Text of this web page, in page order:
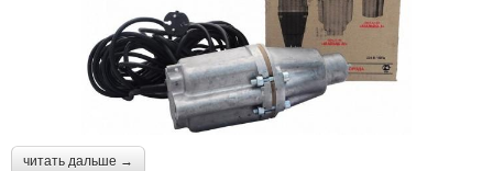
читать дальше →